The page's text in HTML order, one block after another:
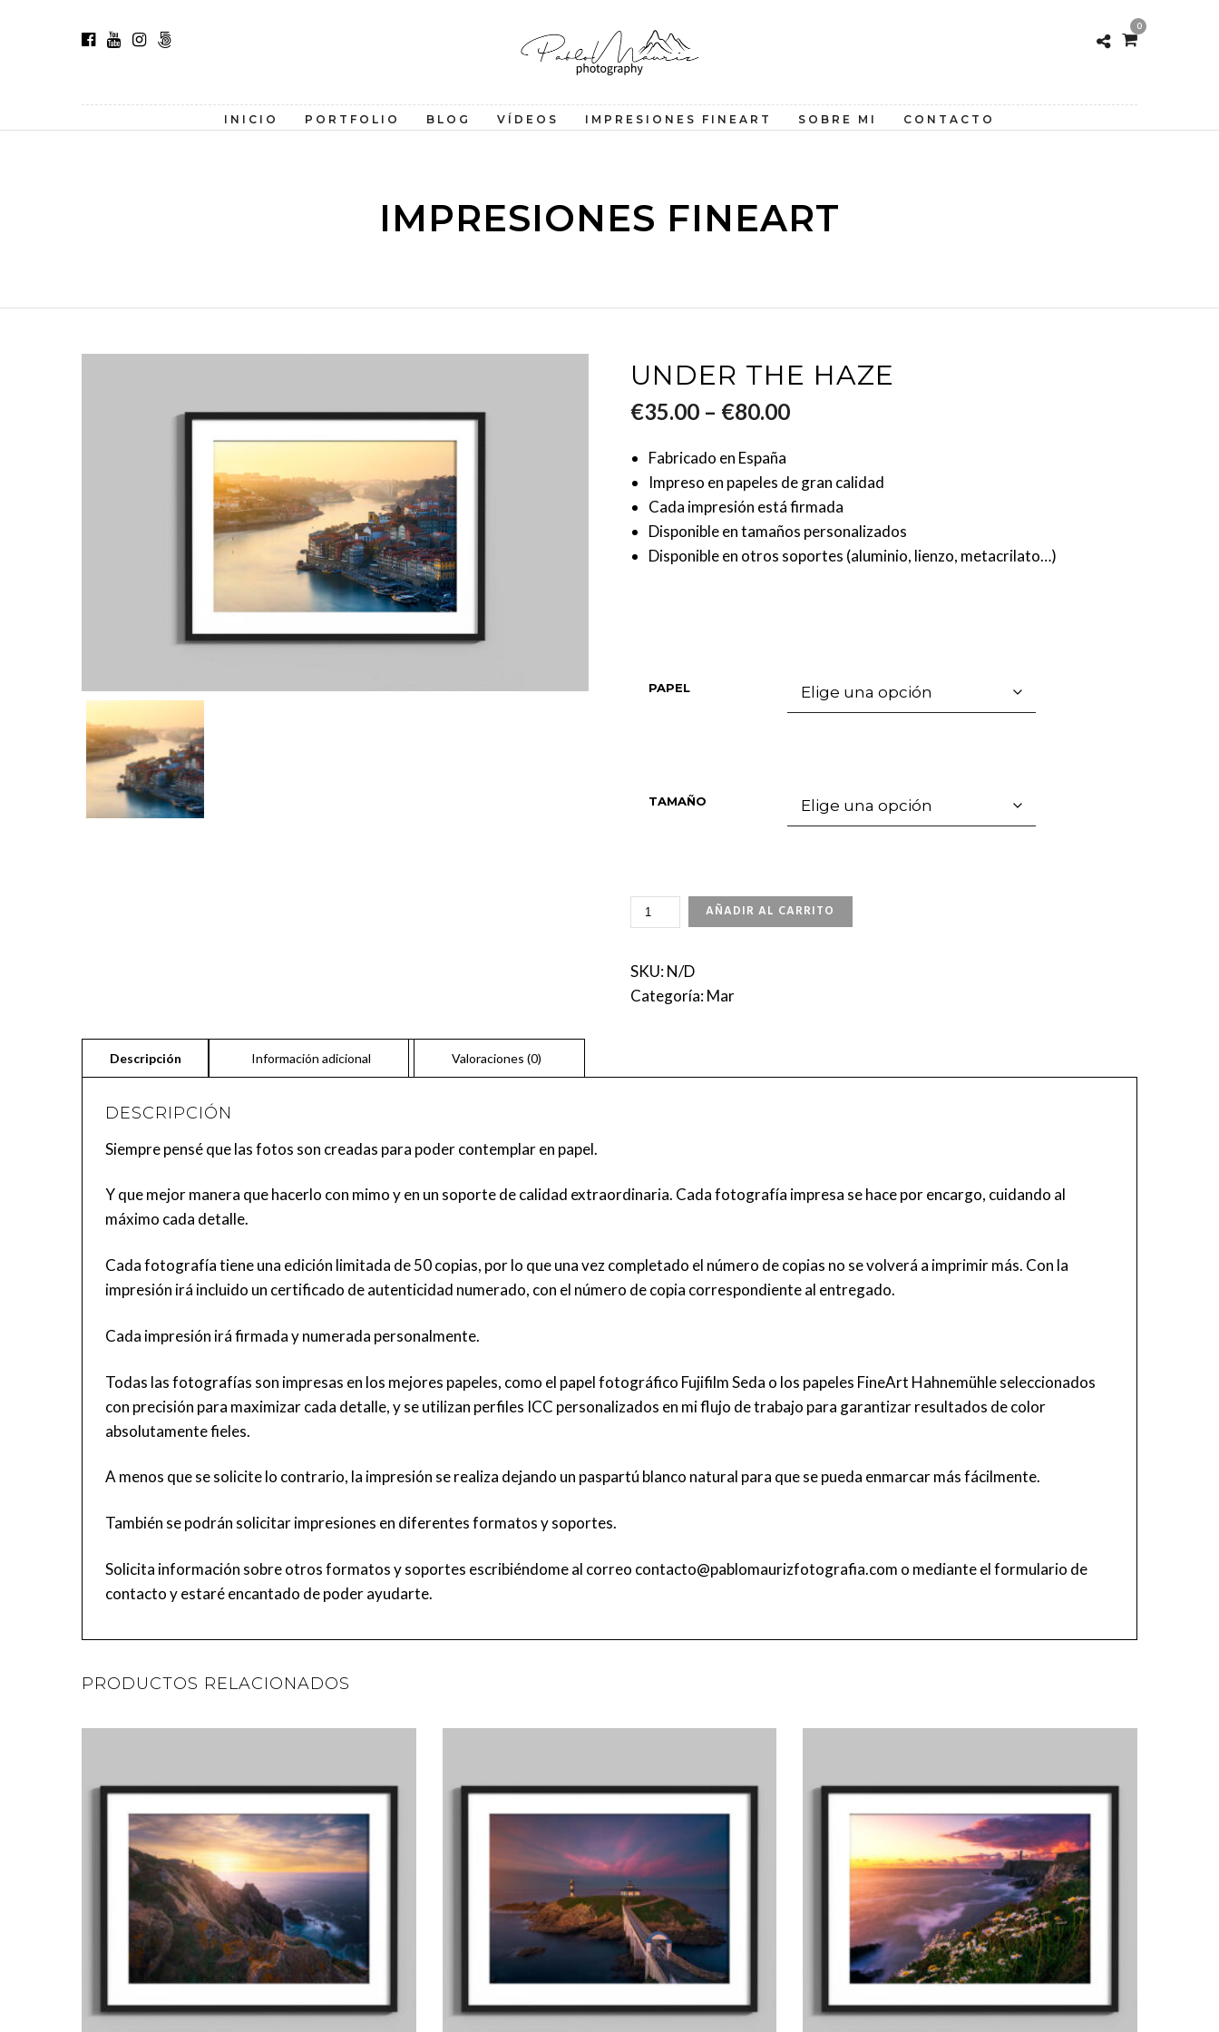
0
INICIO PORTFOLIO BLOG VÍDEOS IMPRESIONES FINEART SOBRE MI CONTACTO
IMPRESIONES FINEART
UNDER THE HAZE
€35.00 – €80.00
Fabricado en España
Impreso en papeles de gran calidad
Cada impresión está firmada
Disponible en tamaños personalizados
Disponible en otros soportes (aluminio, lienzo, metacrilato…)
PAPEL
TAMAÑO
UNDER
AÑADIR AL CARRITO
SKU:N/D
Categoría:Mar
DESCRIPCIÓN
Siempre pensé que las fotos son creadas para poder contemplar en papel.
Y que mejor manera que hacerlo con mimo y en un soporte de calidad extraordinaria. Cada fotografía impresa se hace por encargo, cuidando al
máximo cada detalle.
Cada fotografía tiene una edición limitada de 50 copias, por lo que una vez completado el número de copias no se volverá a imprimir más. Con la
impresión irá incluido un certificado de autenticidad numerado, con el número de copia correspondiente al entregado.
Cada impresión irá firmada y numerada personalmente.
Todas las fotografías son impresas en los mejores papeles, como el papel fotográfico Fujifilm Seda o los papeles FineArt Hahnemühle seleccionados
con precisión para maximizar cada detalle, y se utilizan perfiles ICC personalizados en mi flujo de trabajo para garantizar resultados de color
absolutamente fieles.
A menos que se solicite lo contrario, la impresión se realiza dejando un paspartú blanco natural para que se pueda enmarcar más fácilmente.
También se podrán solicitar impresiones en diferentes formatos y soportes.
Solicita información sobre otros formatos y soportes escribiéndome al correo contacto@pablomaurizfotografia.com o mediante elformulario de
contactoy estaré encantado de poder ayudarte.
PRODUCTOS RELACIONADOS